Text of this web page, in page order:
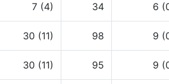
7 (4) 34 6
30 (11) 98 9
30 (11) 95 9